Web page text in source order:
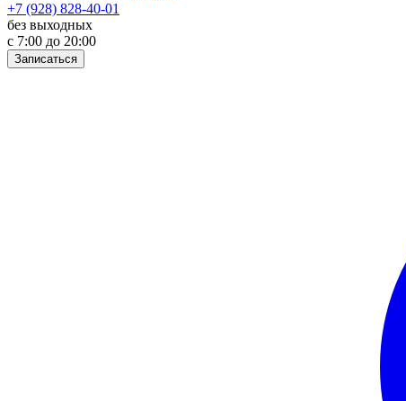
+7 (928) 828-40-01
без выходных
с 7:00 до 20:00
Записаться